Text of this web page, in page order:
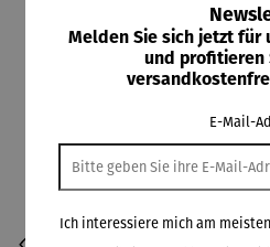
Melden Sie sich jetzt für
und profitieren
E-Mail-
Ich interessiere mich am